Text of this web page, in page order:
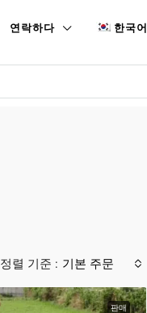
연락하다 한국어
정렬 기준 : 기본 주문
판매